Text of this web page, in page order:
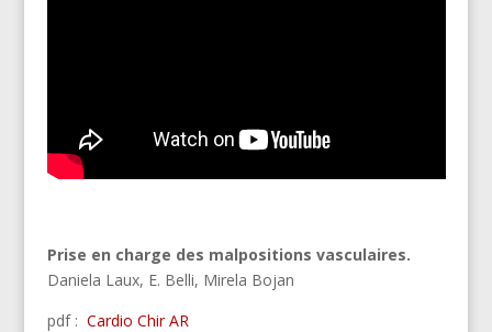
Prise en charge des malpositions vasculaires.
Daniela Laux, E. Belli, Mirela Bojan
pdf : Cardio Chir AR